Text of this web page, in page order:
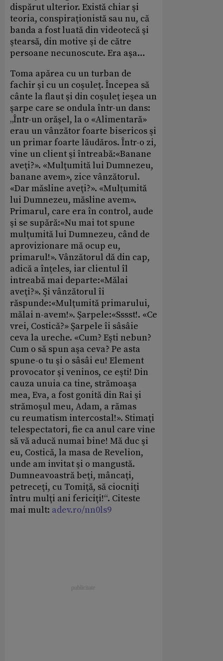
dispărut ulterior. Există chiar şi
teoria, conspiraţionistă sau nu, că
banda a fost luată din videotecă şi
ştearsă, din motive şi de către
persoane necunoscute. Era aşa…
Toma apărea cu un turban de
fachir şi cu un coşuleţ. Începea să
cânte la flaut şi din coşuleţ ieşea un
şarpe care se ondula într-un dans:
„Într-un orăşel, la o «Alimentară»
erau un vânzător foarte bisericos şi
un primar foarte lăudăros. Într-o zi,
vine un client şi întreabă:«Banane
aveţi?». «Mulţumită lui Dumnezeu,
banane avem», zice vânzătorul.
«Dar măsline aveţi?». «Mulţumită
lui Dumnezeu, măsline avem».
Primarul, care era în control, aude
şi se supără:«Nu mai tot spune
mulţumită lui Dumnezeu, când de
aprovizionare mă ocup eu,
primarul!». Vânzătorul dă din cap,
adică a înţeles, iar clientul îl
intreabă mai departe:«Mălai
aveţi?». Şi vânzătorul îi
răspunde:«Mulţumită primarului,
mălai n-avem!». Şarpele:«Sssst!. «Ce
vrei, Costică?» Şarpele îi sâsâie
ceva la ureche. «Cum? Eşti nebun?
Cum o să spun aşa ceva? Pe asta
spune-o tu şi o sâsâi eu! Element
provocator şi veninos, ce eşti! Din
cauza unuia ca tine, strămoaşa
mea, Eva, a fost gonită din Rai şi
strămoşul meu, Adam, a rămas
cu reumatism intercostal!». Stimaţi
telespectatori, fie ca anul care vine
să vă aducă numai bine! Mă duc şi
eu, Costică, la masa de Revelion,
unde am invitat şi o mangustă.
Dumneavoastră beţi, mâncaţi,
petreceţi, cu Tomiţă, să ciocniţi
întru mulţi ani fericiţi!“. Citeste
mai mult: adev.ro/nn0ls9